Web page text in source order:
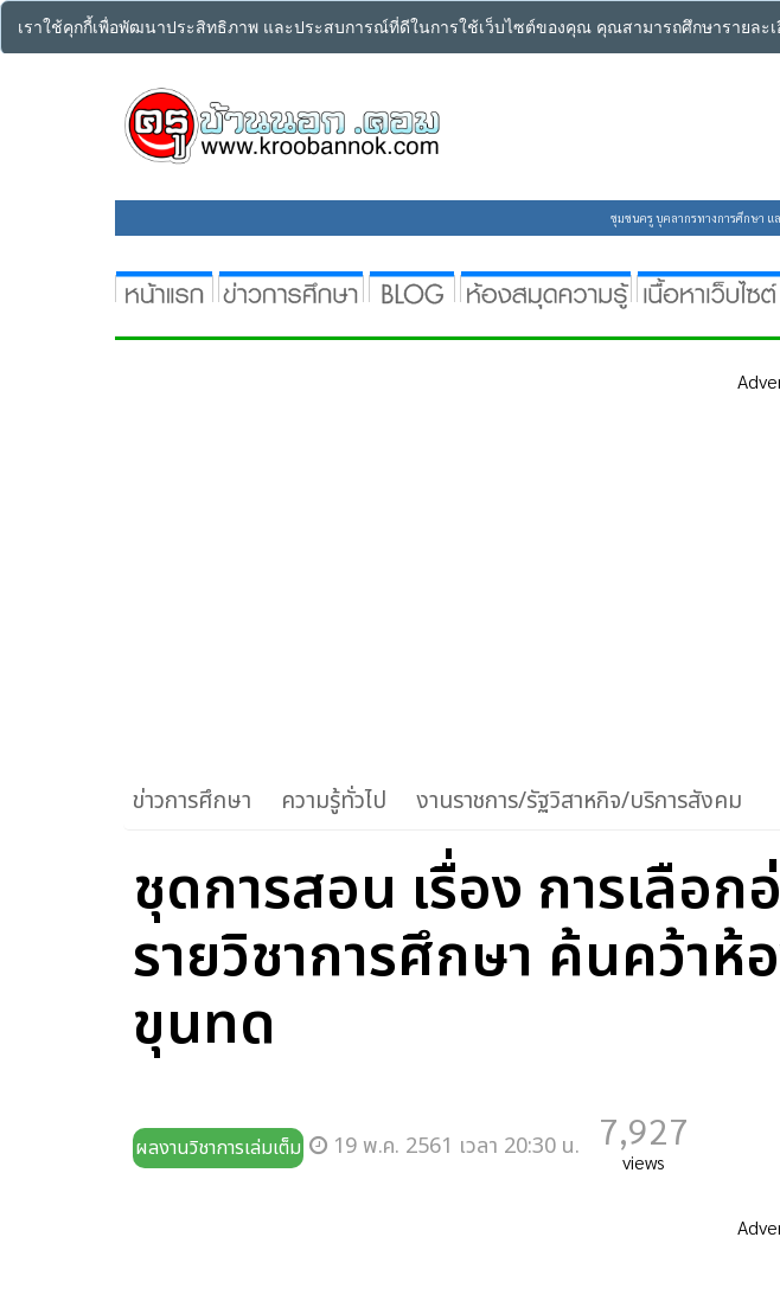
เราใช้คุกกี้เพื่อพัฒนาประสิทธิภาพ และประสบการณ์ที่ดีในการใช้เว็บไซต์ของคุณ คุณสามารถศึกษารายละเ
ชุมชนครู บุคลากรทางการศึกษา
ข่าวการศึกษา ความรู้ทั่วไป งานราชการ/รัฐวิสาหกิจ/บริการสังคม
ชุดการสอน เรื่อง การเลือ
รายวิชาการศึกษา ค้นคว้า
ขุนทด
ผลงานวิชาการเล่มเต็ม 19 พ.ค. 2561 เวลา 20:30 น. 7,927
views